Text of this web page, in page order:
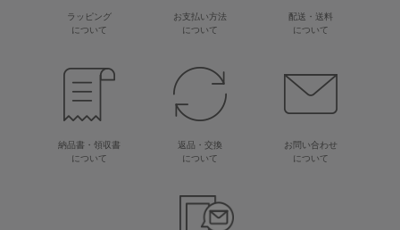
ラッピング
について
お支払い方法
について
配送・送料
について
納品書・領収書
について
返品・交換
について
お問い合わせ
について